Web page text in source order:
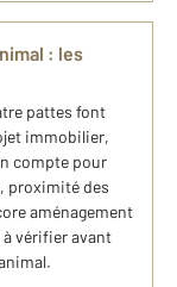
: les
pattes font
immobilier,
compte pour
proximité des
aménagement
vérifier avant